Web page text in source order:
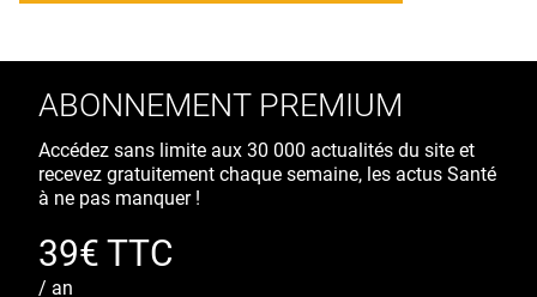
ABONNEMENT PREMIUM
Accédez sans limite aux 30 000 actualités du site et
recevez gratuitement chaque semaine, les actus Santé
à ne pas manquer !
39€ TTC
/ an